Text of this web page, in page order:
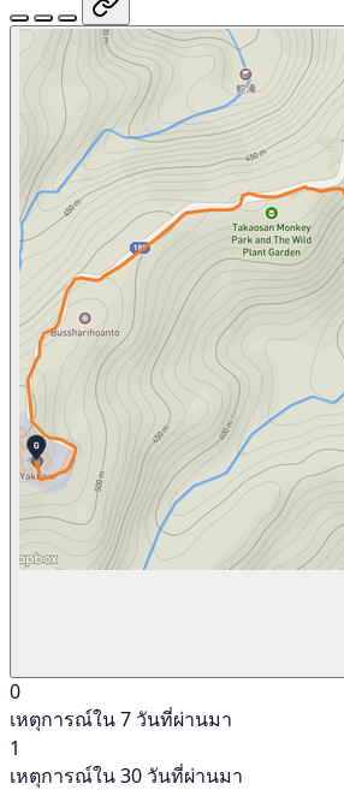
0
เหตุการณ์ใน 7 วันที่ผ่านมา
1
เหตุการณ์ใน 30 วันที่ผ่านมา